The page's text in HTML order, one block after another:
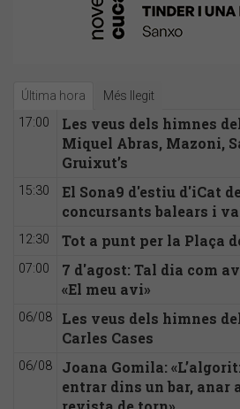
Última hora Més llegit
17:00
Les veus dels himnes
Miquel Abras, Mazoni,
Gruixut’s
15:30
El Sona9 d'estiu d'iCat
concursants balears i
12:30 Tot a punt per la Plaça
07:00
7 d'agost: Tal dia com
«El meu avi»
06/08
Les veus dels himnes
Carles Cases
06/08
Joana Gomila:
entrar dins un bar, anar